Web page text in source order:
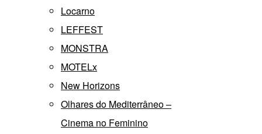
Locarno
LEFFEST
MONSTRA
MOTELx
New Horizons
Olhares do Mediterrâneo –
Cinema no Feminino